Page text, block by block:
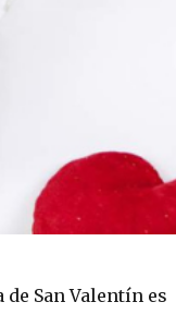
San Valentín es